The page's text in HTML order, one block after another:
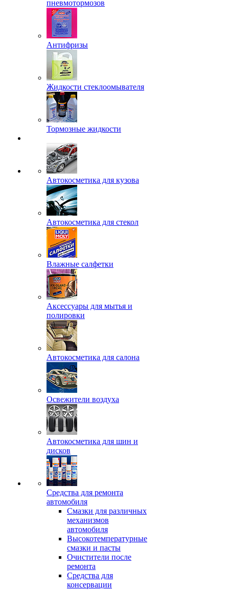
пневмотормозов
Антифризы
Жидкости стеклоомывателя
Тормозные жидкости
Автокосметика для кузова
Автокосметика для стекол
Влажные салфетки
Аксессуары для мытья и
полировки
Автокосметика для салона
Освежители воздуха
Автокосметика для шин и
дисков
Средства для ремонта
автомобиля
Смазки для различных
механизмов
автомобиля
Высокотемпературные
смазки и пасты
Очистители после
ремонта
Средства для
консервации